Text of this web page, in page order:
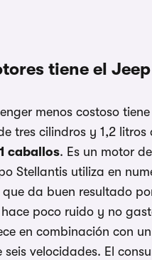
tiene el
menos costoso
tres cilindros y 1,2
caballos. Es un motor
Stellantis utiliza en
que da buen resultado
poco ruido y no
en combinación con
seis velocidades. El